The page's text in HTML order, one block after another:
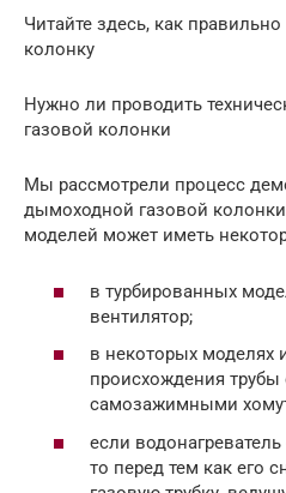
Читайте здесь, как
колонку
Нужно ли проводить
газовой колонки
Мы рассмотрели процесс
дымоходной газовой
моделей может иметь
в турбированных
вентилятор;
в некоторых моделях
происхождения
самозажимными
если
то перед тем как его